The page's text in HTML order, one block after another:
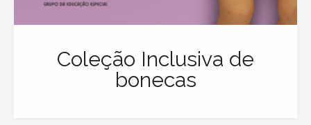
Coleção Inclusiva de
bonecas